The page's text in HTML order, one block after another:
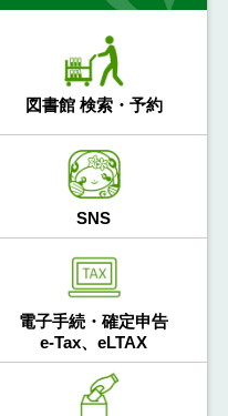
図書館 検索・予約
SNS
電子手続・確定申告
e-Tax、eLTAX